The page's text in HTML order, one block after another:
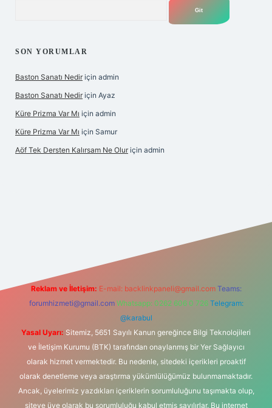
SON YORUMLAR
Baston Sanatı Nedir için admin
Baston Sanatı Nedir için Ayaz
Küre Prizma Var Mı için admin
Küre Prizma Var Mı için Samur
Aöf Tek Dersten Kalırsam Ne Olur için admin
Reklam ve İletişim: E-mail: backlinkpaneli@gmail.com Teams:
forumhizmeti@gmail.com Whatsapp: 0262 606 0 726 Telegram:
@karabul
Yasal Uyarı: Sitemiz, 5651 Sayılı Kanun gereğince Bilgi Teknolojileri
ve İletişim Kurumu (BTK) tarafından onaylanmış bir Yer Sağlayıcı
olarak hizmet vermektedir. Bu nedenle, sitedeki içerikleri proaktif
olarak denetleme veya araştırma yükümlülüğümüz bulunmamaktadır.
Ancak, üyelerimiz yazdıkları içeriklerin sorumluluğunu taşımakta olup,
siteye üye olarak bu sorumluluğu kabul etmiş sayılırlar. Bu internet